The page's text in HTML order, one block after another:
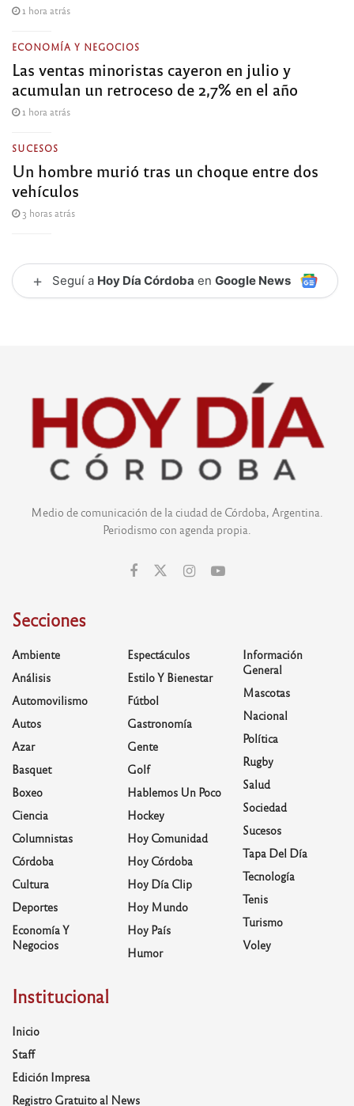
1 hora atrás
ECONOMÍA Y NEGOCIOS
Las ventas minoristas cayeron en julio y
acumulan un retroceso de 2,7% en el año
1 hora atrás
SUCESOS
Un hombre murió tras un choque entre dos
vehículos
3 horas atrás
+ Seguí a Hoy Día Córdoba en Google News
Medio de comunicación de la ciudad de Córdoba, Argentina.
Periodismo con agenda propia.
Secciones
Ambiente
Análisis
Automovilismo
Autos
Azar
Basquet
Boxeo
Ciencia
Columnistas
Córdoba
Cultura
Deportes
Economía Y
Negocios
Espectáculos
Estilo Y Bienestar
Fútbol
Gastronomía
Gente
Golf
Hablemos Un Poco
Hockey
Hoy Comunidad
Hoy Córdoba
Hoy Día Clip
Hoy Mundo
Hoy País
Humor
Información
General
Mascotas
Nacional
Política
Rugby
Salud
Sociedad
Sucesos
Tapa Del Día
Tecnología
Tenis
Turismo
Voley
Institucional
Inicio
Staff
Edición Impresa
Registro Gratuito al News